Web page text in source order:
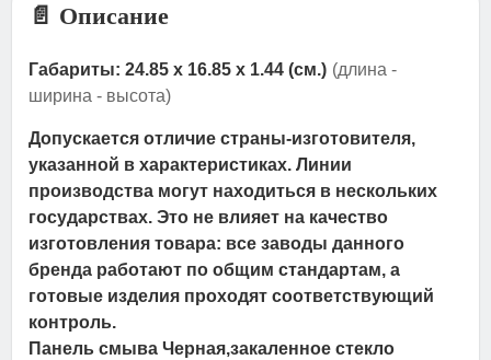
📄 Описание
Габариты: 24.85 x 16.85 x 1.44 (см.) (длина -
ширина - высота)
Допускается отличие страны-изготовителя,
указанной в характеристиках. Линии
производства могут находиться в нескольких
государствах. Это не влияет на качество
изготовления товара: все заводы данного
бренда работают по общим стандартам, а
готовые изделия проходят соответствующий
контроль.
Панель смыва Черная,закаленное стекло